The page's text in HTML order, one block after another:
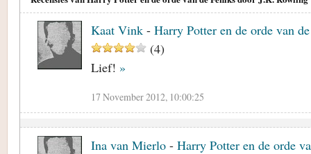
Kaat Vink - Harry Potter en de orde van
(4)
Lief! »
17 November 2012, 10:00:25
Ina van Mierlo - Harry Potter en de orde